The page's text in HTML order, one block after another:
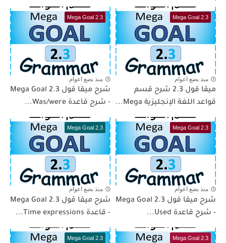
Mega Goal 2.3
منذ بضع اعوام
ميقا قول 2.3 شرح قسم
قواعد اللغة الإنجليزية Mega...
Mega Goal 2.3
منذ بضع اعوام
شرح ميقا قول 2.3 Mega Goal
- شرح قاعدة Was/were...
Mega Goal 2.3
منذ بضع اعوام
شرح ميقا قول 2.3 Mega Goal
- شرح قاعدة Used...
Mega Goal 2.3
منذ بضع اعوام
شرح ميقا قول 2.3 Mega Goal
- قاعدة Time expressions...
Mega Goal 2.3
Mega Goal 2.3